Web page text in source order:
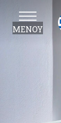
ΜΕΝΟΎ